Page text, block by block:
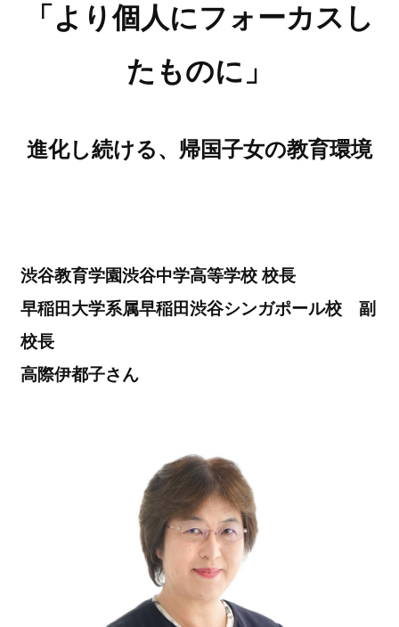
「より個人にフォーカスし
たものに」
進化し続ける、帰国子女の教育環境
渋谷教育学園渋谷中学高等学校 校長
早稲田大学系属早稲田渋谷シンガポール校 副
校長
高際伊都子さん